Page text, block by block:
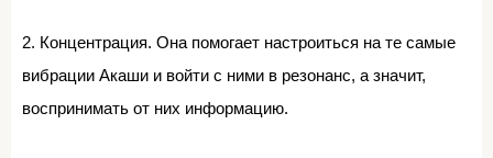
2. Концентрация. Она помогает настроиться на те самые
вибрации Акаши и войти с ними в резонанс, а значит,
воспринимать от них информацию.